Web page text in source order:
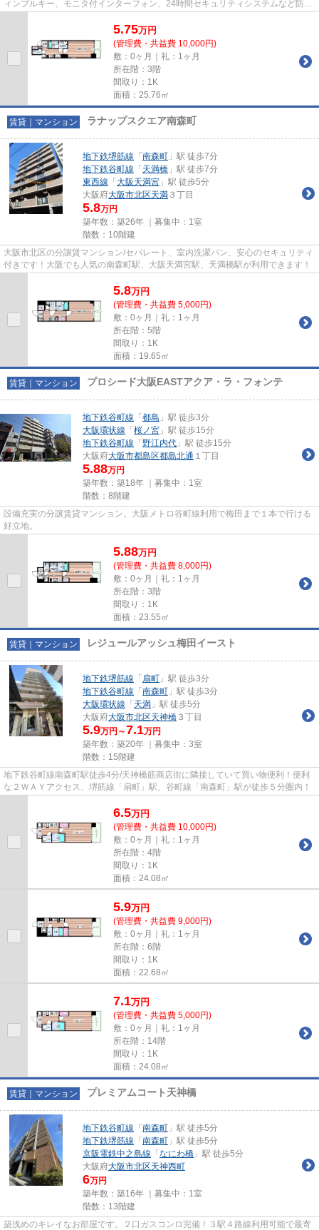
ィンプルキー、モニタ付インターフォン、24時間セキュリティシステムなど防犯
5.75万円
(管理費・共益費 10,000円)
敷：0ヶ月｜礼：1ヶ月
所在階：3階
間取り：1K
面積：25.76㎡
賃貸｜マンション ラナップスクエア南森町
地下鉄堺筋線 「 南森町 」駅 徒歩7分
地下鉄谷町線 「 天満橋 」駅 徒歩7分
東西線 「 大阪天満宮 」駅 徒歩5分
大阪府大阪市北区天満 ３丁目
5.8万円
築年数：築26年 ｜募集中： 1室
階数：10階建
大阪市北区の分譲賃マンション/セパレート、室内洗濯パン、安心のセキュリティ
付きです！大阪でも人気の南森町駅、大阪天満宮駅、天満橋駅が利用できます！
5.8万円
(管理費・共益費 5,000円)
敷：0ヶ月｜礼：1ヶ月
所在階：5階
間取り：1K
面積：19.65㎡
賃貸｜マンション プロシード大阪EASTアクア・ラ・フォンテ
地下鉄谷町線 「 都島 」駅 徒歩3分
大阪環状線 「 桜ノ宮 」駅 徒歩15分
地下鉄谷町線 「 野江内代 」駅 徒歩15分
大阪府大阪市都島区都島北通 １丁目
5.88万円
築年数：築18年 ｜募集中： 1室
階数：8階建
設備充実の分譲賃貸マンション。大阪メトロ谷町線利用で梅田まで１本で行ける
好立地。
5.88万円
(管理費・共益費 8,000円)
敷：0ヶ月｜礼：1ヶ月
所在階：3階
間取り：1K
面積：23.55㎡
賃貸｜マンション レジュールアッシュ梅田イースト
地下鉄堺筋線 「 扇町 」駅 徒歩3分
地下鉄谷町線 「 南森町 」駅 徒歩3分
大阪環状線 「 天満 」駅 徒歩5分
大阪府大阪市北区天神橋 ３丁目
5.9万円～7.1万円
築年数：築20年 ｜募集中： 3室
階数：15階建
地下鉄谷町線南森町駅徒歩4分/天神橋筋商店街に隣接していて買い物便利！便利
な２ＷＡＹアクセス、堺筋線「扇町」駅、谷町線「南森町」駅が徒歩５分圏内！
6.5万円
(管理費・共益費 10,000円)
敷：0ヶ月｜礼：1ヶ月
所在階：4階
間取り：1K
面積：24.08㎡
5.9万円
(管理費・共益費 9,000円)
敷：0ヶ月｜礼：1ヶ月
所在階：6階
間取り：1K
面積：22.68㎡
7.1万円
(管理費・共益費 5,000円)
敷：0ヶ月｜礼：1ヶ月
所在階：14階
間取り：1K
面積：24.08㎡
賃貸｜マンション プレミアムコート天神橋
地下鉄谷町線 「 南森町 」駅 徒歩5分
地下鉄堺筋線 「 南森町 」駅 徒歩5分
京阪電鉄中之島線 「 なにわ橋 」駅 徒歩5分
大阪府大阪市北区天神西町
6万円
築年数：築16年 ｜募集中： 1室
階数：13階建
築浅めのキレイなお部屋です。２口ガスコンロ完備！３駅４路線利用可能で最寄